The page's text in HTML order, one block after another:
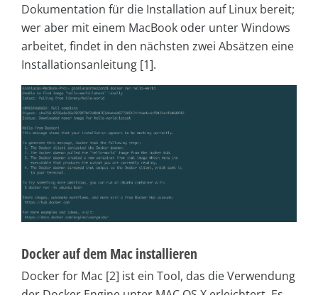
Dokumentation für die Installation auf Linux bereit;
wer aber mit einem MacBook oder unter Windows
arbeitet, findet in den nächsten zwei Absätzen eine
Installationsanleitung [1].
Docker auf dem Mac installieren
Docker for Mac [2] ist ein Tool, das die Verwendung